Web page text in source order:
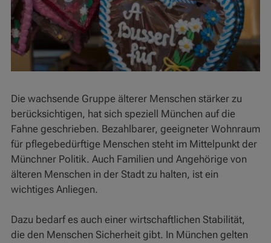
Die wachsende Gruppe älterer Menschen stärker zu
berücksichtigen, hat sich speziell München auf die
Fahne geschrieben. Bezahlbarer, geeigneter Wohnraum
für pflegebedürftige Menschen steht im Mittelpunkt der
Münchner Politik. Auch Familien und Angehörige von
älteren Menschen in der Stadt zu halten, ist ein
wichtiges Anliegen.
Dazu bedarf es auch einer wirtschaftlichen Stabilität,
die den Menschen Sicherheit gibt. In München gelten